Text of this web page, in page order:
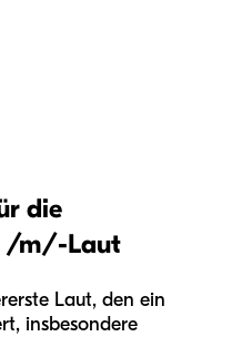
die
/m/-Laut
Laut, den ein
insbesondere